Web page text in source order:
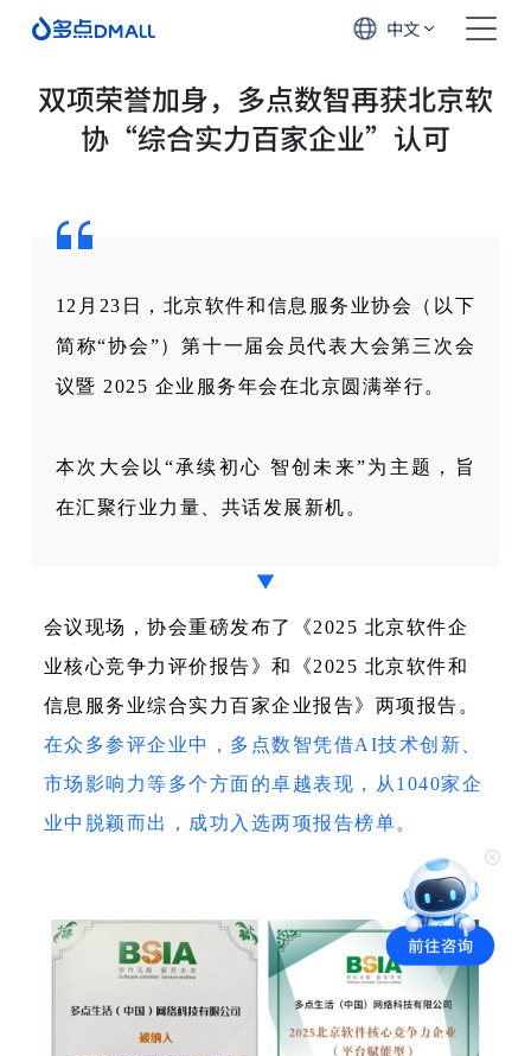
中文
双项荣誉加身，多点数智再获北京软
协“综合实力百家企业”认可
12月23日，北京软件和信息服务业协会（以下
简称“协会”）第十一届会员代表大会第三次会
议暨 2025 企业服务年会在北京圆满举行。
本次大会以“承续初心 智创未来”为主题，旨
在汇聚行业力量、共话发展新机。
▼
会议现场，协会重磅发布了《2025 北京软件企
业核心竞争力评价报告》和《2025 北京软件和
信息服务业综合实力百家企业报告》两项报告。
在众多参评企业中，多点数智凭借AI技术创新、
市场影响力等多个方面的卓越表现，从1040家企
业中脱颖而出，成功入选两项报告榜单。